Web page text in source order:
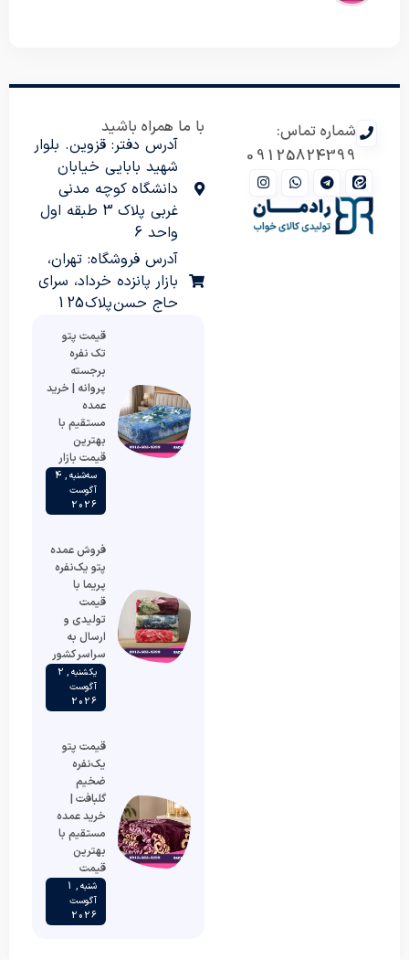
شماره تماس:
09125824399
با ما همراه باشید
آدرس دفتر: قزوین. بلوار
شهید بابایی خیابان
دانشگاه کوچه مدنی
غربی پلاک 3 طبقه اول
واحد 6
آدرس فروشگاه: تهران،
بازار پانزده خرداد، سرای
حاج حسن پلاک 125
قیمت پتو
تک نفره
برجسته
پروانه | خرید
عمده
مستقیم با
بهترین
قیمت بازار
سه‌شنبه , 4
آگوست
2026
فروش عمده
پتو یک‌نفره
پریما با
قیمت
تولیدی و
ارسال به
سراسر کشور
یکشنبه , 2
آگوست
2026
قیمت پتو
یک‌نفره
ضخیم
گلبافت |
خرید عمده
مستقیم با
بهترین
قیمت
شنبه , 1
آگوست
2026